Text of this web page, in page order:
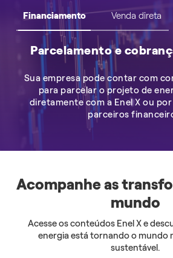
Venda direta
Parcelamento e
Sua empresa pode contar com
para parcelar o projeto de
diretamente com a Enel X ou
parceiros
Acompanhe as
mundo
Acesse os conteúdos Enel X e
energia está tornando o mundo
sustentável.